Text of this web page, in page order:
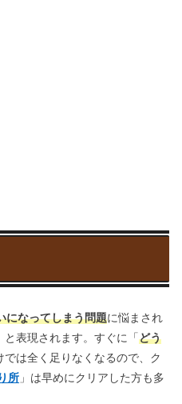
になってしまう問題に悩まされ
と表現されます。すぐに「どう
では全く足りなくなるので、ク
所 」は早めにクリアした方も多